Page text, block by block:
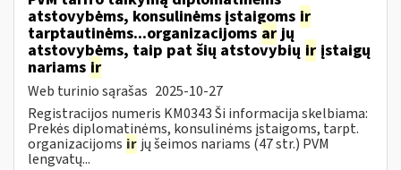
atstovybėms, konsulinėms įstaigoms ir
tarptautinėms...organizacijoms arjų
atstovybėms, taip pat šių atstovybių ir įstaigų
nariams ir
Web turinio sąrašas 2025-10-27
Registracijos numeris KM0343 Ši informacija skelbiama:
Prekės diplomatinėms, konsulinėms įstaigoms, tarpt.
organizacijoms ir jų šeimos nariams (47 str.) PVM
lengvatų...